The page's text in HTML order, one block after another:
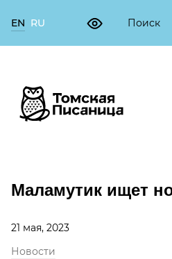
EN RU
Маламутик ищет
21 мая, 2023
Новости